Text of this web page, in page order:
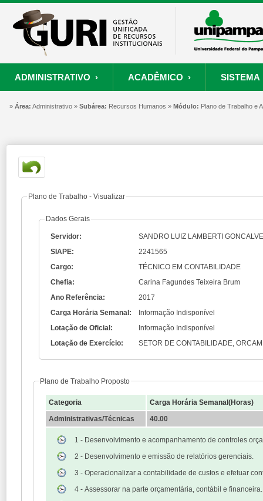
ADMINISTRATIVO ›
ORÇAMENTO E FINANÇAS RECURSOS HUMANOS PROCESSOS
Convênios
Consultar Convênios
ACADÊMICO ›
PROCESSO SELETIVO PROJETOS
Processo Seletivo
Nova Inscrição
Portal do Candidato
Autenticar Documento
SISTEMA
SISTEMA
Painel de Suporte
Resgatar Senha
» Área: Administrativo » Subárea: Recursos Humanos » Módulo: Plano de Trabalho e
Plano de Trabalho - Visualizar
Dados Gerais
Servidor:
SANDRO LUIZ LAMBERTI
SIAPE:
2241565
Cargo:
TÉCNICO EM CONTABILIDADE
Chefia:
Carina Fagundes Teixeira Brum
Ano Referência:
2017
Carga Horária Semanal:
Informação Indisponível
Lotação de Oficial:
Informação Indisponível
Lotação de Exercício:
SETOR DE CONTABILIDADE,
Plano de Trabalho Proposto
Categoria
Carga Horária Semanal(Horas)
Administrativas/Técnicas
40.00
1 - Desenvolvimento e acompanhamento de controles
2 - Desenvolvimento e emissão de relatórios gerenciais.
3 - Operacionalizar a contabilidade de custos e efetuar
4 - Assessorar na parte orçamentária, contábil e financeira.